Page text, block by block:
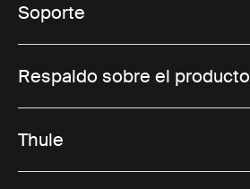
Soporte
Respaldo sobre el producto
Thule